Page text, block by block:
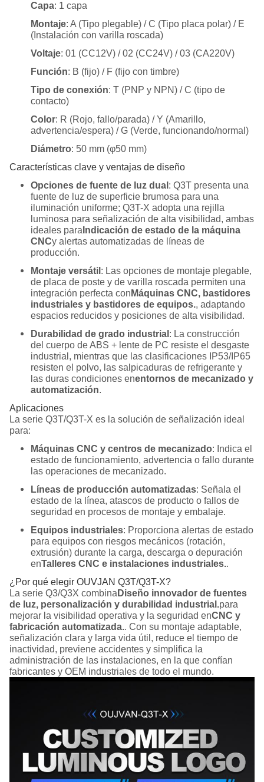
Capa: 1 capa
Montaje: A (Tipo plegable) / C (Tipo placa polar) / E
(Instalación con varilla roscada)
Voltaje: 01 (CC12V) / 02 (CC24V) / 03 (CA220V)
Función: B (fijo) / F (fijo con timbre)
Tipo de conexión: T (PNP y NPN) / C (tipo de
contacto)
Color: R (Rojo, fallo/parada) / Y (Amarillo,
advertencia/espera) / G (Verde, funcionando/normal)
Diámetro: 50 mm (φ50 mm)
Características clave y ventajas de diseño
Opciones de fuente de luz dual: Q3T presenta una
fuente de luz de superficie brumosa para una
iluminación uniforme; Q3T-X adopta una rejilla
luminosa para señalización de alta visibilidad, ambas
ideales paraIndicación de estado de la máquina
CNCy alertas automatizadas de líneas de
producción.
Montaje versátil: Las opciones de montaje plegable,
de placa de poste y de varilla roscada permiten una
integración perfecta conMáquinas CNC, bastidores
industriales y bastidores de equipos., adaptando
espacios reducidos y posiciones de alta visibilidad.
Durabilidad de grado industrial: La construcción
del cuerpo de ABS + lente de PC resiste el desgaste
industrial, mientras que las clasificaciones IP53/IP65
resisten el polvo, las salpicaduras de refrigerante y
las duras condiciones enentornos de mecanizado y
automatización.
Aplicaciones
La serie Q3T/Q3T-X es la solución de señalización ideal
para:
Máquinas CNC y centros de mecanizado: Indica el
estado de funcionamiento, advertencia o fallo durante
las operaciones de mecanizado.
Líneas de producción automatizadas: Señala el
estado de la línea, atascos de producto o fallos de
seguridad en procesos de montaje y embalaje.
Equipos industriales: Proporciona alertas de estado
para equipos con riesgos mecánicos (rotación,
extrusión) durante la carga, descarga o depuración
enTalleres CNC e instalaciones industriales..
¿Por qué elegir OUVJAN Q3T/Q3T-X?
La serie Q3/Q3X combinaDiseño innovador de fuentes
de luz, personalización y durabilidad industrial.para
mejorar la visibilidad operativa y la seguridad enCNC y
fabricación automatizada.. Con su montaje adaptable,
señalización clara y larga vida útil, reduce el tiempo de
inactividad, previene accidentes y simplifica la
administración de las instalaciones, en la que confían
fabricantes y OEM industriales de todo el mundo.